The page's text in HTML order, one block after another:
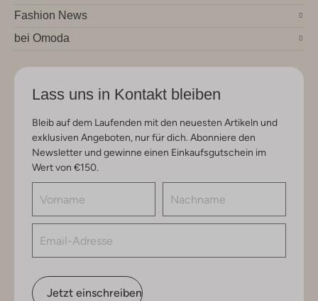
Fashion News
bei Omoda
Lass uns in Kontakt bleiben
Bleib auf dem Laufenden mit den neuesten Artikeln und
exklusiven Angeboten, nur für dich. Abonniere den
Newsletter und gewinne einen Einkaufsgutschein im
Wert von €150.
Jetzt einschreiben